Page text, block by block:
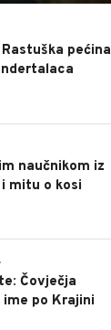
pećina
naučnikom iz
mitu o kosi
Čovječja
po Krajini